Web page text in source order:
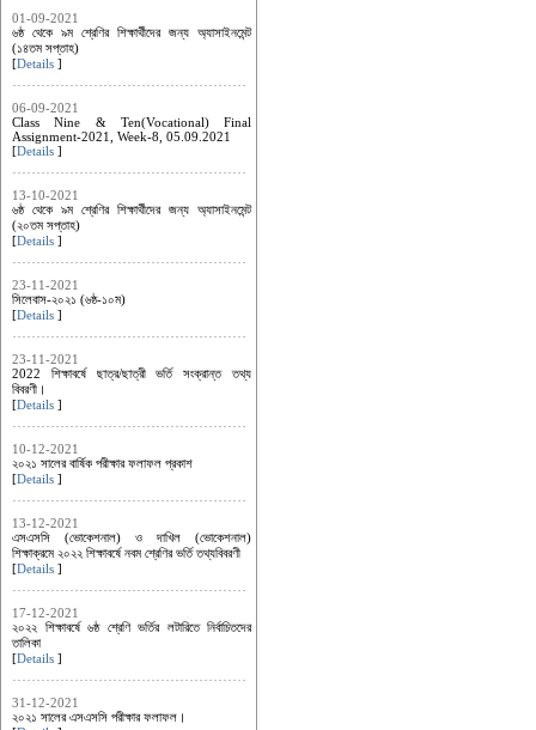
01-09-2021
৬ষ্ঠ থেকে ৯ম শ্রেণির শিক্ষার্থীদের জন্য অ্যাসাইনমেন্ট
(১৪তম সপ্তাহ)
[Details ]
06-09-2021
Class Nine & Ten(Vocational) Final
Assignment-2021, Week-8, 05.09.2021
[Details ]
13-10-2021
৬ষ্ঠ থেকে ৯ম শ্রেণির শিক্ষার্থীদের জন্য অ্যাসাইনমেন্ট
(২০তম সপ্তাহ)
[Details ]
23-11-2021
সিলেবাস-২০২১ (৬ষ্ঠ-১০ম)
[Details ]
23-11-2021
2022 শিক্ষাবর্ষে ছাত্র/ছাত্রী ভর্তি সংক্রান্ত তথ্য
বিবরণী।
[Details ]
10-12-2021
২০২১ সালের বার্ষিক পরীক্ষার ফলাফল প্রকাশ
[Details ]
13-12-2021
এসএসসি (ভোকেশনাল) ও দাখিল (ভোকেশনাল)
শিক্ষাক্রমে ২০২২ শিক্ষাবর্ষে নবম শ্রেণির ভর্তি তথ্যবিবরণী
[Details ]
17-12-2021
২০২২ শিক্ষাবর্ষে ৬ষ্ঠ শ্রেণি ভর্তির লটারিতে নির্বাচিতদের
তালিকা
[Details ]
31-12-2021
২০২১ সালের এসএসসি পরীক্ষার ফলাফল।